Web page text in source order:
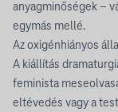
anyagminőségek –
egymás mellé.
Az oxigénhiányos
A kiállítás
feminista
eltévedés vagy a